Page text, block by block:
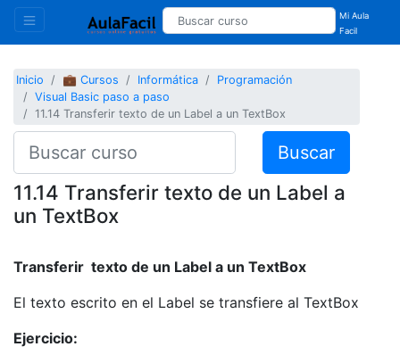
Mi Aula
Facil
Inicio 💼 Cursos Informática
Programación
Visual Basic paso a paso
11.14 Transferir texto de un Label a un TextBox
Buscar
11.14 Transferir texto de un Label a
un TextBox
Transferir texto de un Label a un TextBox
El texto escrito en el Label se transfiere al TextBox
Ejercicio: